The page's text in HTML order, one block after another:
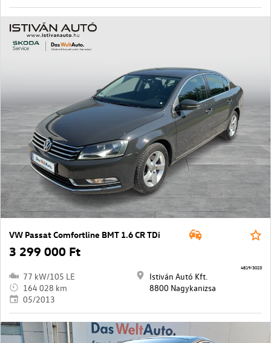
VW Passat Comfortline BMT 1.6 CR TDi
3 299 000 Ft
77 kW/105 LE
164 028 km
05/2013
Istiván Autó Kft.
8800 Nagykanizsa
4819/3023